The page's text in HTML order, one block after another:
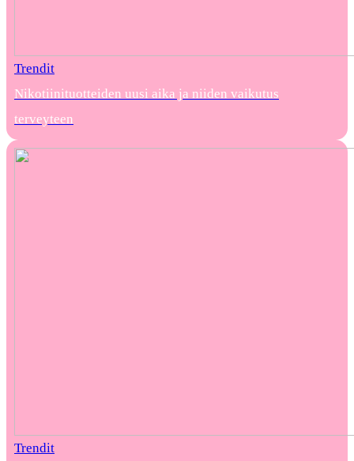
Trendit
Nikotiinituotteiden uusi aika ja niiden vaikutus
terveyteen
Trendit